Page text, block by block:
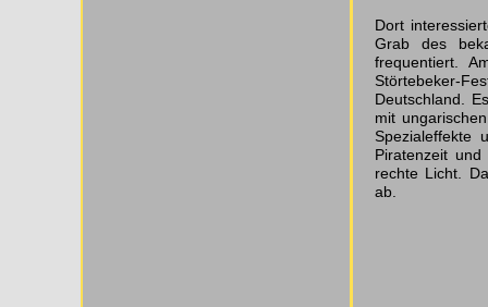
Dort
Grab des
frequentiert.
Störtebeker-
Deutschland.
mit
Spezialeffekte
Piratenzeit
rechte Licht.
ab.